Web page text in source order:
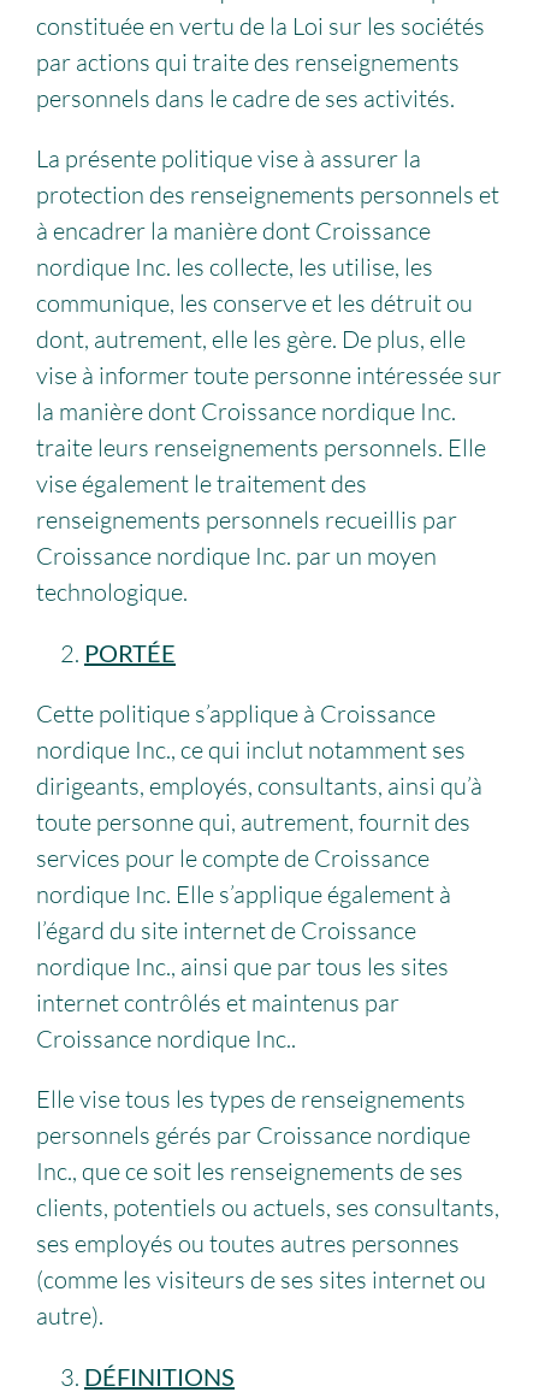
constituée en vertu de la Loi sur les sociétés
par actions qui traite des renseignements
personnels dans le cadre de ses activités.
La présente politique vise à assurer la
protection des renseignements personnels et
à encadrer la manière dont Croissance
nordique Inc. les collecte, les utilise, les
communique, les conserve et les détruit ou
dont, autrement, elle les gère. De plus, elle
vise à informer toute personne intéressée sur
la manière dont Croissance nordique Inc.
traite leurs renseignements personnels. Elle
vise également le traitement des
renseignements personnels recueillis par
Croissance nordique Inc. par un moyen
technologique.
PORTÉE
Cette politique s’applique à Croissance
nordique Inc., ce qui inclut notamment ses
dirigeants, employés, consultants, ainsi qu’à
toute personne qui, autrement, fournit des
services pour le compte de Croissance
nordique Inc. Elle s’applique également à
l’égard du site internet de Croissance
nordique Inc., ainsi que par tous les sites
internet contrôlés et maintenus par
Croissance nordique Inc..
Elle vise tous les types de renseignements
personnels gérés par Croissance nordique
Inc., que ce soit les renseignements de ses
clients, potentiels ou actuels, ses consultants,
ses employés ou toutes autres personnes
(comme les visiteurs de ses sites internet ou
autre).
DÉFINITIONS